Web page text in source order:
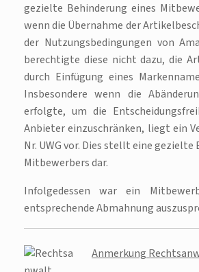
gezielte Behinderung eines
wenn die Übernahme der
der Nutzungsbedingungen von
berechtigte diese nicht dazu, die
durch Einfügung eines
Insbesondere wenn die
erfolgte, um die
Anbieter einzuschränken, liegt ein
Nr. UWG vor. Dies stellt eine gezielte
Mitbewerbers dar.
Infolgedessen war ein
entsprechende Abmahnung
Anmerkung